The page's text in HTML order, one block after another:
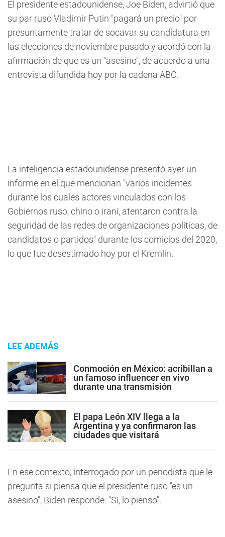
El presidente estadounidense, Joe Biden, advirtió que
su par ruso Vladimir Putin "pagará un precio" por
presuntamente tratar de socavar su candidatura en
las elecciones de noviembre pasado y acordó con la
afirmación de que es un "asesino", de acuerdo a una
entrevista difundida hoy por la cadena ABC.
La inteligencia estadounidense presentó ayer un
informe en el que mencionan "varios incidentes
durante los cuales actores vinculados con los
Gobiernos ruso, chino o iraní, atentaron contra la
seguridad de las redes de organizaciones políticas, de
candidatos o partidos" durante los comicios del 2020,
lo que fue desestimado hoy por el Kremlin.
LEE ADEMÁS
Conmoción en México: acribillan a
un famoso influencer en vivo
durante una transmisión
El papa León XIV llega a la
Argentina y ya confirmaron las
ciudades que visitará
En ese contexto, interrogado por un periodista que le
pregunta si piensa que el presidente ruso "es un
asesino", Biden responde: "Sí, lo pienso".